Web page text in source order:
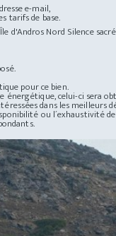
e-mail,
tarifs de base.
d'Andros Nord Silence
pour ce bien.
énergétique, celui-ci sera
dans les meilleurs
ou l´exhaustivité